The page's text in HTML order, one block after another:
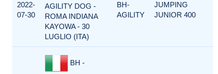
2022-
07-30
AGILITY DOG -
ROMA INDIANA
KAYOWA - 30
LUGLIO (ITA)
BH-
AGILITY
JUMPING
JUNIOR 400
BH -